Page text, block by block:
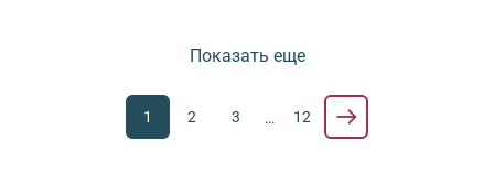
Показать еще
1 2 3 … 12